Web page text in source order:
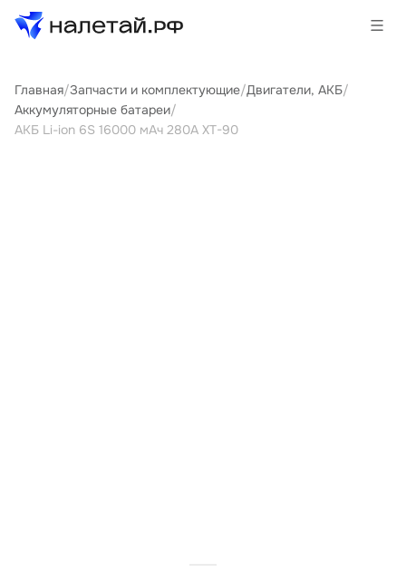
Товары
Главная/Запчасти и комплектующие/Двигатели, АКБ/
Аккумуляторные батареи/
АКБ Li-ion 6S 16000 мАч 280A XT-90